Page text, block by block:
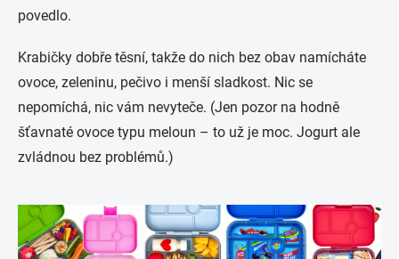
povedlo.
Krabičky dobře těsní, takže do nich bez obav namícháte
ovoce, zeleninu, pečivo i menší sladkost. Nic se
nepomíchá, nic vám nevyteče. (Jen pozor na hodně
šťavnaté ovoce typu meloun – to už je moc. Jogurt ale
zvládnou bez problémů.)